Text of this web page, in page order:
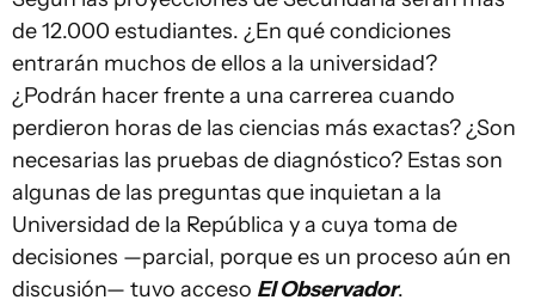
de 12.000 estudiantes. ¿En qué condiciones
entrarán muchos de ellos a la universidad?
¿Podrán hacer frente a una carrerea cuando
perdieron horas de las ciencias más exactas? ¿Son
necesarias las pruebas de diagnóstico? Estas son
algunas de las preguntas que inquietan a la
Universidad de la República y a cuya toma de
decisiones —parcial, porque es un proceso aún en
discusión— tuvo acceso El Observador.